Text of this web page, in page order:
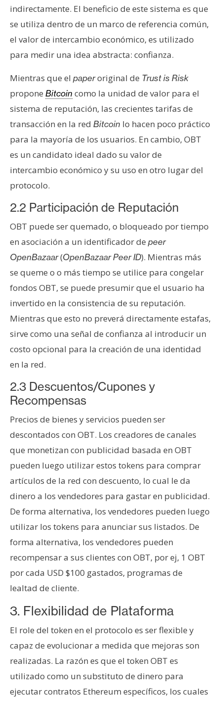
indirectamente. El beneficio de este sistema es que
se utiliza dentro de un marco de referencia común,
el valor de intercambio económico, es utilizado
para medir una idea abstracta: confianza.
Mientras que el paperoriginal de Trust is Risk
propone Bitcoin como la unidad de valor para el
sistema de reputación, las crecientes tarifas de
transacción en la red Bitcoin lo hacen poco práctico
para la mayoría de los usuarios. En cambio, OBT
es un candidato ideal dado su valor de
intercambio económico y su uso en otro lugar del
protocolo.
2.2 Participación de Reputación
OBT puede ser quemado, o bloqueado por tiempo
en asociación a un identificador de peer
OpenBazaar(OpenBazaar Peer ID). Mientras más
se queme o o más tiempo se utilice para congelar
fondos OBT, se puede presumir que el usuario ha
invertido en la consistencia de su reputación.
Mientras que esto no preverá directamente estafas,
sirve como una señal de confianza al introducir un
costo opcional para la creación de una identidad
en la red.
2.3 Descuentos/Cupones y
Recompensas
Precios de bienes y servicios pueden ser
descontados con OBT. Los creadores de canales
que monetizan con publicidad basada en OBT
pueden luego utilizar estos tokens para comprar
artículos de la red con descuento, lo cual le da
dinero a los vendedores para gastar en publicidad.
De forma alternativa, los vendedores pueden luego
utilizar los tokens para anunciar sus listados. De
forma alternativa, los vendedores pueden
recompensar a sus clientes con OBT, por ej, 1 OBT
por cada USD $100 gastados, programas de
lealtad de cliente.
3. Flexibilidad de Plataforma
El role del token en el protocolo es ser flexible y
capaz de evolucionar a medida que mejoras son
realizadas. La razón es que el token OBT es
utilizado como un substituto de dinero para
ejecutar contratos Ethereum específicos, los cuales